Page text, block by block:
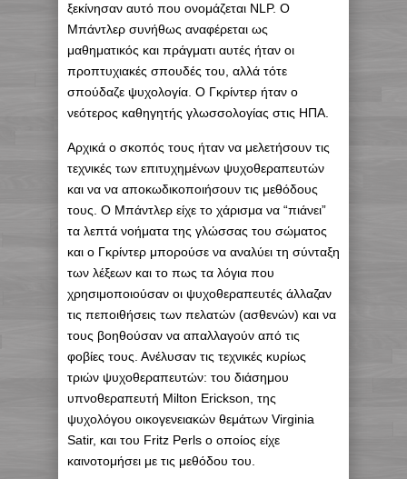
ξεκίνησαν αυτό που ονομάζεται NLP. Ο
Μπάντλερ συνήθως αναφέρεται ως
μαθηματικός και πράγματι αυτές ήταν οι
προπτυχιακές σπουδές του, αλλά τότε
σπούδαζε ψυχολογία. Ο Γκρίντερ ήταν ο
νεότερος καθηγητής γλωσσολογίας στις ΗΠΑ.
Αρχικά ο σκοπός τους ήταν να μελετήσουν τις
τεχνικές των επιτυχημένων ψυχοθεραπευτών
και να να αποκωδικοποιήσουν τις μεθόδους
τους. Ο Μπάντλερ είχε το χάρισμα να “πιάνει”
τα λεπτά νοήματα της γλώσσας του σώματος
και ο Γκρίντερ μπορούσε να αναλύει τη σύνταξη
των λέξεων και το πως τα λόγια που
χρησιμοποιούσαν οι ψυχοθεραπευτές άλλαζαν
τις πεποιθήσεις των πελατών (ασθενών) και να
τους βοηθούσαν να απαλλαγούν από τις
φοβίες τους. Ανέλυσαν τις τεχνικές κυρίως
τριών ψυχοθεραπευτών: του διάσημου
υπνοθεραπευτή Milton Erickson, της
ψυχολόγου οικογενειακών θεμάτων Virginia
Satir, και του Fritz Perls ο οποίος είχε
καινοτομήσει με τις μεθόδου του.